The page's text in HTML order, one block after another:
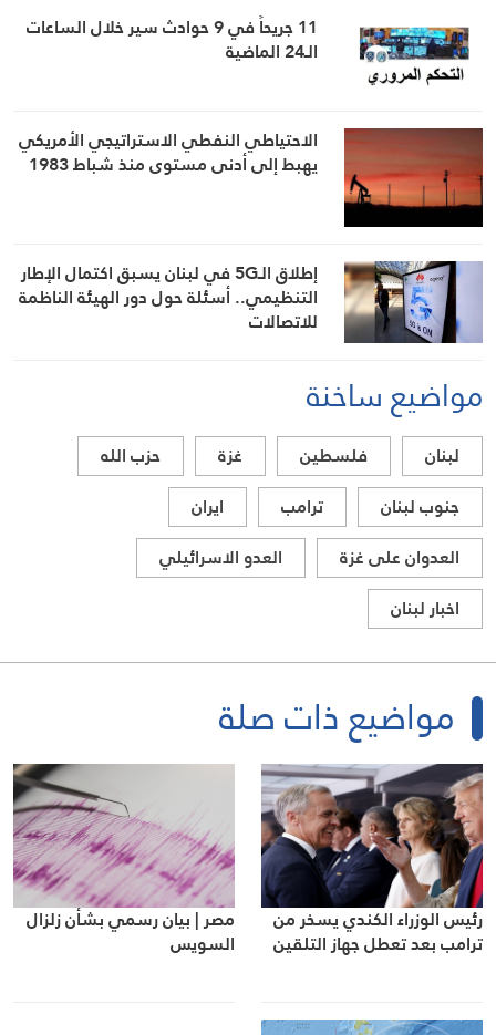
11 جريحاً في 9 حوادث سير خلال الساعات
الـ24 الماضية
الاحتياطي النفطي الاستراتيجي الأمريكي
يهبط إلى أدنى مستوى منذ شباط 1983
إطلاق الـ5G في لبنان يسبق اكتمال الإطار
التنظيمي.. أسئلة حول دور الهيئة الناظمة
للاتصالات
مواضيع ساخنة
لبنان فلسطين غزة
حزب الله
جنوب لبنان
ترامب
ايران
العدوان على غزة
العدو الاسرائيلي
اخبار لبنان
مواضيع ذات صلة
رئيس الوزراء الكندي يسخر من
ترامب بعد تعطل جهاز التلقين
مصر | بيان رسمي بشأن زلزال
السويس